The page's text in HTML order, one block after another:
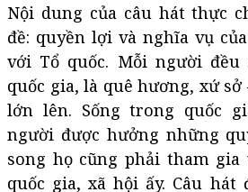
Nội dung của câu hát thực
đề: quyền lợi và nghĩa vụ
với Tổ quốc. Mỗi người
quốc gia, là quê hương, xứ
lớn lên. Sống trong quốc
người được hưởng những
song họ cũng phải tham gia
quốc gia, xã hội ấy. Câu hát